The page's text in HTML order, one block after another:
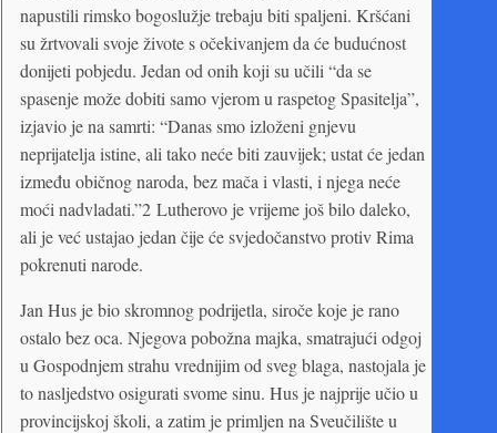
napustili rimsko bogoslužje trebaju biti spaljeni. Kršćani
su žrtvovali svoje živote s očekivanjem da će budućnost
donijeti pobjedu. Jedan od onih koji su učili “da se
spasenje može dobiti samo vjerom u raspetog Spasitelja”,
izjavio je na samrti: “Danas smo izloženi gnjevu
neprijatelja istine, ali tako neće biti zauvijek; ustat će jedan
između običnog naroda, bez mača i vlasti, i njega neće
moći nadvladati.”2 Lutherovo je vrijeme još bilo daleko,
ali je već ustajao jedan čije će svjedočanstvo protiv Rima
pokrenuti narode.
Jan Hus je bio skromnog podrijetla, siroče koje je rano
ostalo bez oca. Njegova pobožna majka, smatrajući odgoj
u Gospodnjem strahu vrednijim od sveg blaga, nastojala je
to nasljedstvo osigurati svome sinu. Hus je najprije učio u
provincijskoj školi, a zatim je primljen na Sveučilište u